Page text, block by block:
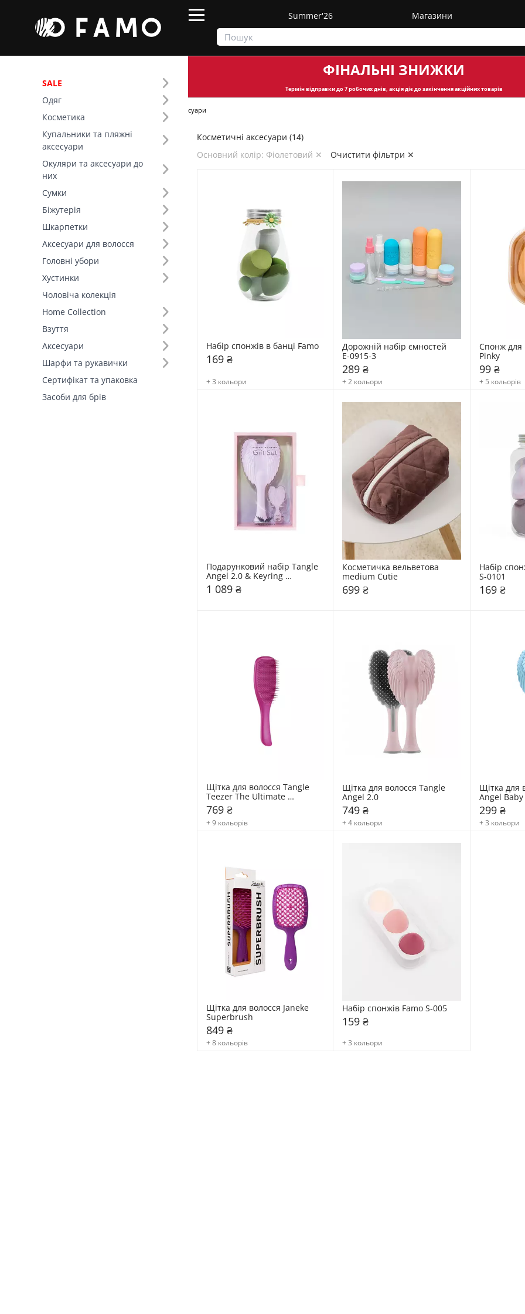
Summer'26 Магазини
SALE
Одяг
Косметика
Купальники та пляжні
аксесуари
Окуляри та аксесуари до
них
Сумки
Біжутерія
Шкарпетки
Аксесуари для волосся
Головні убори
Хустинки
Чоловіча колекція
Home Collection
Взуття
Аксесуари
Шарфи та рукавички
Сертифікат та упаковка
Засоби для брів
ФІНАЛЬНІ ЗНИЖКИ
Термін відправкидо 7 робочих днів, акція діє до закінчення акційних товарів
Косметичні аксесуари
Фільтр
Ціна
SALE
Основний колір (18)
Вид товару (64)
Косметичні аксесуари (14)
Основний колір: Фіолетовий ✕
Очистити фільтри ✕
Набір спонжів в банці Famo
169 ₴
+ 3 кольори
Дорожній набір ємностей
Е-0915-3
289 ₴
+ 2 кольори
Спонж для
Pinky
99 ₴
+ 5 кольорів
Подарунковий набір Tangle
Angel 2.0 & Keyring
Detangling Gift Set
1 089 ₴
Косметичка вельветова
medium Cutie
699 ₴
Набір
S-0101
169 ₴
Щітка для волосся Tangle
Teezer The Ultimate
Detangler
769 ₴
+ 9 кольорів
Щітка для волосся Tangle
Angel 2.0
749 ₴
+ 4 кольори
Щітка для
Angel Baby
299 ₴
+ 3 кольори
Щітка для волосся Janeke
Superbrush
849 ₴
+ 8 кольорів
Набір спонжів Famo S-005
159 ₴
+ 3 кольори